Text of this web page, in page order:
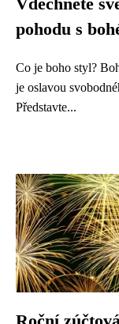
Vdechněte
pohodu s
Co je boho styl?
je oslavou
Představte...